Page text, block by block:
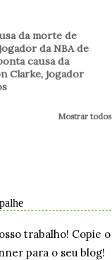
da morte de
da NBA de
causa da
Clarke, jogador
Mostrar todos
trabalho! Copie o
para o seu blog!